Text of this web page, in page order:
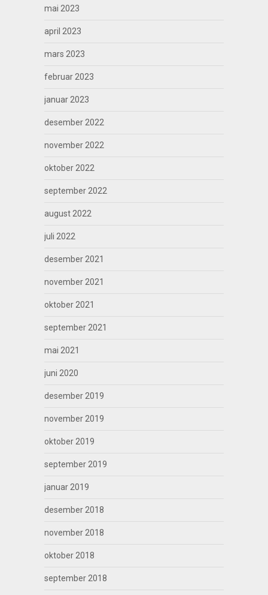
mai 2023
april 2023
mars 2023
februar 2023
januar 2023
desember 2022
november 2022
oktober 2022
september 2022
august 2022
juli 2022
desember 2021
november 2021
oktober 2021
september 2021
mai 2021
juni 2020
desember 2019
november 2019
oktober 2019
september 2019
januar 2019
desember 2018
november 2018
oktober 2018
september 2018